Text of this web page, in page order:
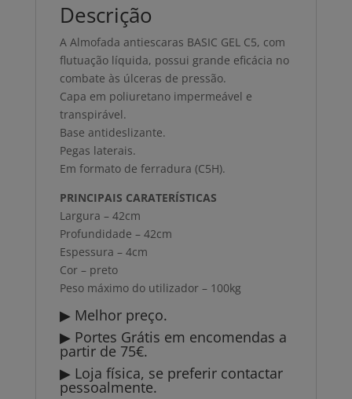
Descrição
A Almofada antiescaras BASIC GEL C5, com
flutuação líquida, possui grande eficácia no
combate às úlceras de pressão.
Capa em poliuretano impermeável e
transpirável.
Base antideslizante.
Pegas laterais.
Em formato de ferradura (C5H).
PRINCIPAIS CARATERÍSTICAS
Largura – 42cm
Profundidade – 42cm
Espessura – 4cm
Cor – preto
Peso máximo do utilizador – 100kg
▶ Melhor preço.
▶ Portes Grátis em encomendas a
partir de 75€.
▶ Loja física, se preferir contactar
pessoalmente.